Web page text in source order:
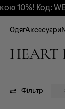
ОдягАксесуари
HEART
Фільтр